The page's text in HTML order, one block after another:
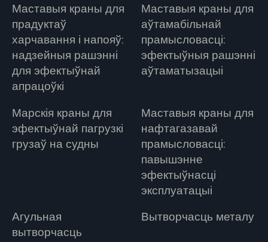
Маставыя краны для
прадуктаў
харчавання і напояў:
надзейныя рашэнні
для эфектыўнай
апрацоўкі
Маставыя краны для
аўтамабільнай
прамысловасці:
эфектыўныя рашэнні
аўтаматызацыі
Марскія краны для
эфектыўнай пагрузкі
грузаў на судны
Маставыя краны для
нафтагазавай
прамысловасці:
павышэнне
эфектыўнасці
эксплуатацыі
Агульная
вытворчасць
Вытворчасць металу